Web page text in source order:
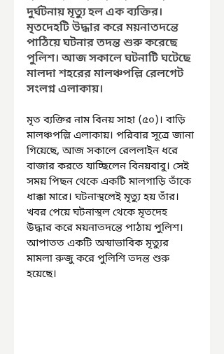
দুর্ঘটনায় মৃত্যু হল এক ব্যক্তির।
মৃতদেহটি উদ্ধার করে ময়নাতদন্তে
পাঠিয়ে ঘটনার তদন্ত শুরু করেছে
পুলিশ। আজ সকালে ঘটনাটি ঘটেছে
মালদা শহরের মালঞ্চপল্লি রেলগেট
সংলগ্ন এলাকায়।
মৃত ব্যক্তির নাম বিনয় সাহা (৫০)। বাড়ি
মালঞ্চপল্লি এলাকায়। পরিবার সূত্রে জানা
গিয়েছে, আজ সকালে রেললাইন ধরে
বাজার করতে যাচ্ছিলেন বিনয়বাবু। সেই
সময় পিছন থেকে একটি মালগাড়ি তাঁকে
ধাক্কা মারে। ঘটনাস্থলেই মৃত্যু হয় তাঁর।
খবর পেয়ে ঘটনাস্থল থেকে মৃতদেহ
উদ্ধার করে ময়নাতদন্তে পাঠায় পুলিশ।
আপাতত একটি অস্বাভাবিক মৃত্যুর
মামলা রুজু করে পুলিশি তদন্ত শুরু
হয়েছে।